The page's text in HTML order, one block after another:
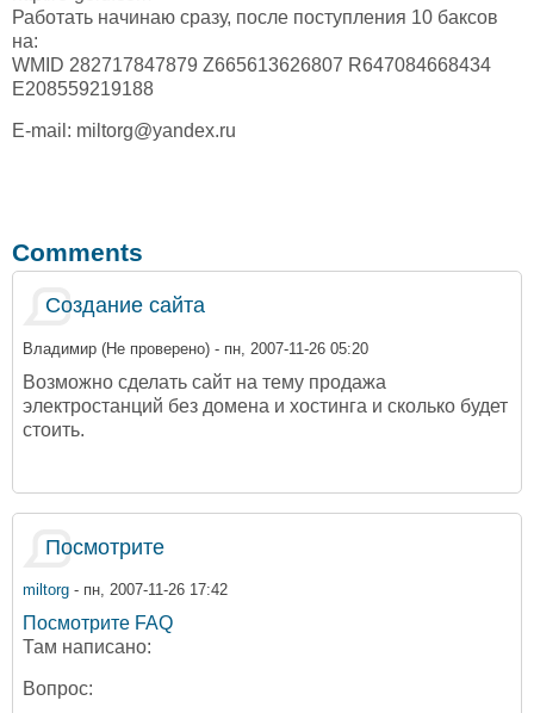
Работать начинаю сразу, после поступления 10 баксов
на:
WMID 282717847879 Z665613626807 R647084668434
E208559219188
E-mail: miltorg@yandex.ru
Comments
Создание сайта
Владимир (Не проверено) - пн, 2007-11-26 05:20
Возможно сделать сайт на тему продажа
электростанций без домена и хостинга и сколько будет
стоить.
Посмотрите
miltorg - пн, 2007-11-26 17:42
Посмотрите FAQ
Там написано:
Вопрос: